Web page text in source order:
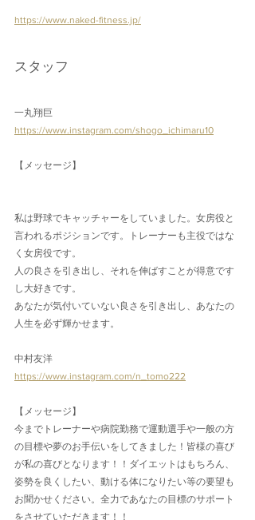
https://www.naked-fitness.jp/
スタッフ
一丸翔巨
https://www.instagram.com/shogo_ichimaru10
【メッセージ】
私は野球でキャッチャーをしていました。女房役と
言われるポジションです。トレーナーも主役ではな
く女房役です。
人の良さを引き出し、それを伸ばすことが得意です
し大好きです。
あなたが気付いていない良さを引き出し、あなたの
人生を必ず輝かせます。
中村友洋
https://www.instagram.com/n_tomo222
【メッセージ】
今までトレーナーや病院勤務で運動選手や一般の方
の目標や夢のお手伝いをしてきました！皆様の喜び
が私の喜びとなります！！ダイエットはもちろん、
姿勢を良くしたい、動ける体になりたい等の要望も
お聞かせください。全力であなたの目標のサポート
をさせていただきます！！